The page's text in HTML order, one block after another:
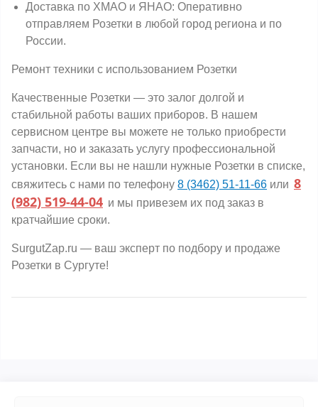
Доставка по ХМАО и ЯНАО: Оперативно
отправляем Розетки в любой город региона и по
России.
Ремонт техники с использованием Розетки
Качественные Розетки — это залог долгой и
стабильной работы ваших приборов. В нашем
сервисном центре вы можете не только приобрести
запчасти, но и заказать услугу профессиональной
установки. Если вы не нашли нужные Розетки в списке,
свяжитесь с нами по телефону 8 (3462) 51-11-66 или 8
(982) 519-44-04 и мы привезем их под заказ в
кратчайшие сроки.
SurgutZap.ru — ваш эксперт по подбору и продаже
Розетки в Сургуте!